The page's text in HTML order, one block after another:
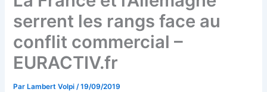
serrent les rangs face au
conflit commercial –
EURACTIV.fr
Par Lambert Volpi/19/09/2019